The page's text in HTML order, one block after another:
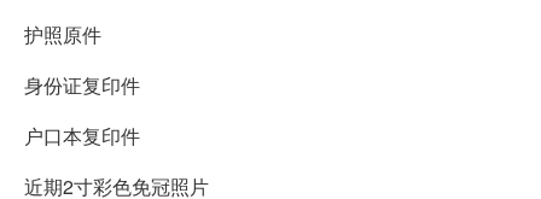
护照原件
身份证复印件
户口本复印件
近期2寸彩色免冠照片